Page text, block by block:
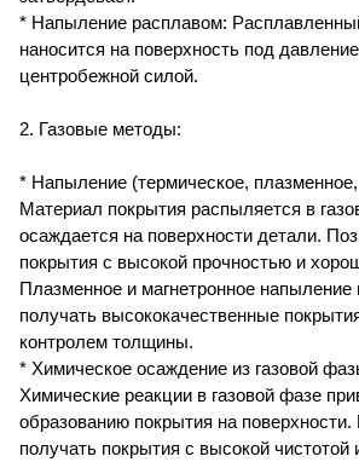
* Напыление расплавом:
наносится на поверхность под
центробежной силой.
2. Газовые методы:
* Напыление (термическое, плазменное,
Материал покрытия распыляется в
осаждается на поверхности детали.
покрытия с высокой прочностью и
Плазменное и магнетронное напыление
получать высококачественные
контролем толщины.
* Химическое осаждение из газовой
Химические реакции в газовой фазе
образованию покрытия на поверхности.
получать покрытия с высокой